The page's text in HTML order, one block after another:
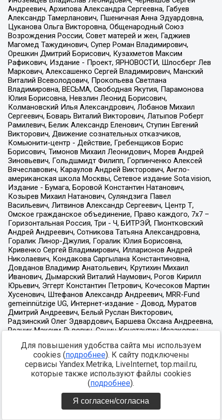
Для повышения удобства сайта мы используем
cookies (подробнее). К сайту подключены
сервисы Yandex.Metrika, LiveInternet, top.mail.ru,
которые также используют файлы cookies
(подробнее).
Я согласен/согласна